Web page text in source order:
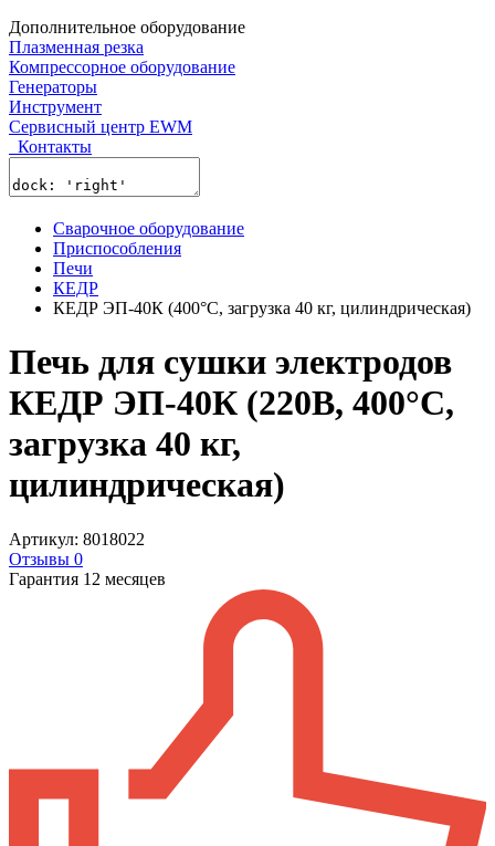
Дополнительное оборудование
Плазменная резка
Компрессорное оборудование
Генераторы
Инструмент
Сервисный центр EWM
Контакты
Сварочное оборудование
Приспособления
Печи
КЕДР
КЕДР ЭП-40К (400°C, загрузка 40 кг, цилиндрическая)
Печь для сушки электродов
КЕДР ЭП-40К (220В, 400°C,
загрузка 40 кг,
цилиндрическая)
Артикул: 8018022
Отзывы 0
Гарантия 12 месяцев